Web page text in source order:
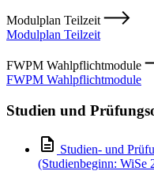
Modulplan Teilzeit
Modulplan Teilzeit
FWPM Wahlpflichtmodule
FWPM Wahlpflichtmodule
Studien und
Studien- und
(Studienbeginn: WiSe